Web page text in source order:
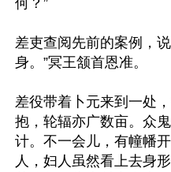
何？”
差吏查阅先前的案例，
身。”冥王颔首恩准。
差役带着卜元来到一处
抱，轮辐亦广数亩。众
计。不一会儿，有幢幡
人，妇人虽然看上去身